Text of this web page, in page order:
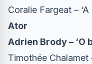
Coralie Fargeat – ‘A
Ator
Adrien Brody – ‘O
Timothée Chalamet